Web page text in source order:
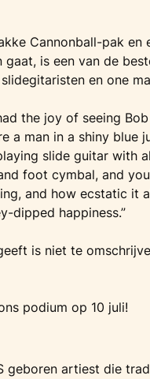
Cannonball-pak
is een van de
en one
the joy of seeing
a man in a shiny blue
slide guitar with
foot cymbal, and
and how ecstatic it
dipped happiness.”
is niet te
podium op 10 juli!
geboren artiest die